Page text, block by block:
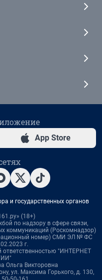
App Store
и государственных органов
(18+)
по надзору в сфере связи,
коммуникаций (Роскомнадзор)
номер) СМИ ЭЛ № ФС
г.
ответственностью "ИНТЕРНЕТ
Ольга Викторовна
ул. Максима Горького, д. 130,